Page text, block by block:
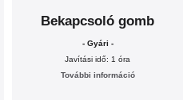
Bekapcsoló gomb
- Gyári -
Javítási idő: 1 óra
További információ